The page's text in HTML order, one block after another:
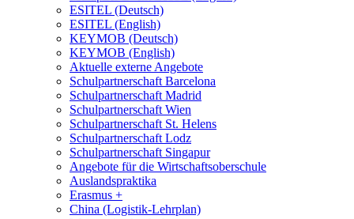
ESITEL (Deutsch)
ESITEL (English)
KEYMOB (Deutsch)
KEYMOB (English)
Aktuelle externe Angebote
Schulpartnerschaft Barcelona
Schulpartnerschaft Madrid
Schulpartnerschaft Wien
Schulpartnerschaft St. Helens
Schulpartnerschaft Lodz
Schulpartnerschaft Singapur
Angebote für die Wirtschaftsoberschule
Auslandspraktika
Erasmus +
China (Logistik-Lehrplan)